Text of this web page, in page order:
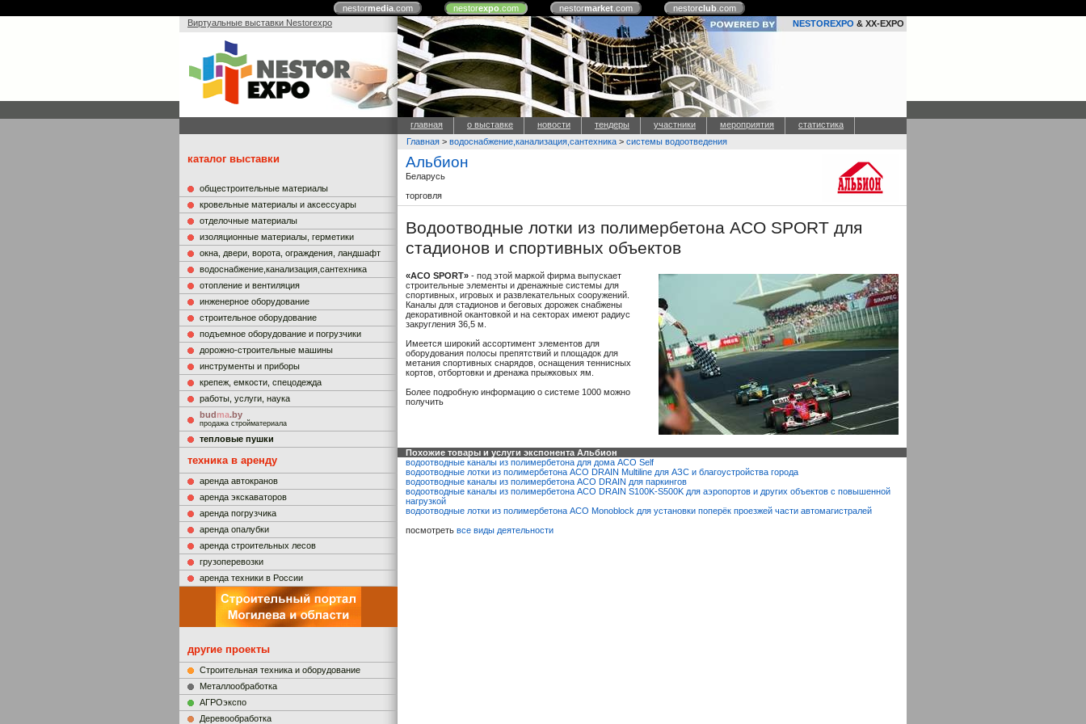
nestormedia.com nestorexpo.com nestormarket.com nestorclub.com
Виртуальные выставки Nestorexpo
NESTOREXPO & XX-EXPO
главная о выставке новости тендеры участники мероприятия статистика
каталог выставки
общестроительные материалы
кровельные материалы и аксессуары
отделочные материалы
изоляционные материалы, герметики
окна, двери, ворота, ограждения, ландшафт
водоснабжение,канализация,сантехника
отопление и вентиляция
инженерное оборудование
строительное оборудование
подъемное оборудование и погрузчики
дорожно-строительные машины
инструменты и приборы
крепеж, емкости, спецодежда
работы, услуги, наука
budma.by
продажа стройматериала
тепловые пушки
техника в аренду
аренда автокранов
аренда экскаваторов
аренда погрузчика
аренда опалубки
аренда строительных лесов
грузоперевозки
аренда техники в России
другие проекты
Строительная техника и оборудование
Металлообработка
АГРОэкспо
Деревообработка
Главная > водоснабжение,канализация,сантехника > системы водоотведения
Альбион
Беларусь
торговля
Водоотводные лотки из полимербетона ACO SPORT для
стадионов и спортивных объектов
«АСО SPORT» - под этой маркой фирма выпускает
строительные элементы и дренажные системы для
спортивных, игровых и развлекательных сооружений.
Каналы для стадионов и беговых дорожек снабжены
декоративной окантовкой и на секторах имеют радиус
закругления 36,5 м.
Имеется широкий ассортимент элементов для
оборудования полосы препятствий и площадок для
метания спортивных снарядов, оснащения теннисных
кортов, отбортовки и дренажа прыжковых ям.
Более подробную информацию о системе 1000 можно
получить
Похожие товары и услуги экспонента Альбион
водоотводные каналы из полимербетона для дома ACO Self
водоотводные лотки из полимербетона ACO DRAIN Multiline для АЗС и благоустройства города
водоотводные каналы из полимербетона ACO DRAIN для паркингов
водоотводные каналы из полимербетона ACO DRAIN S100K-S500K для аэропортов и других объектов с повышенной
нагрузкой
водоотводные лотки из полимербетона ACO Monoblock для установки поперёк проезжей части автомагистралей
посмотреть все виды деятельности